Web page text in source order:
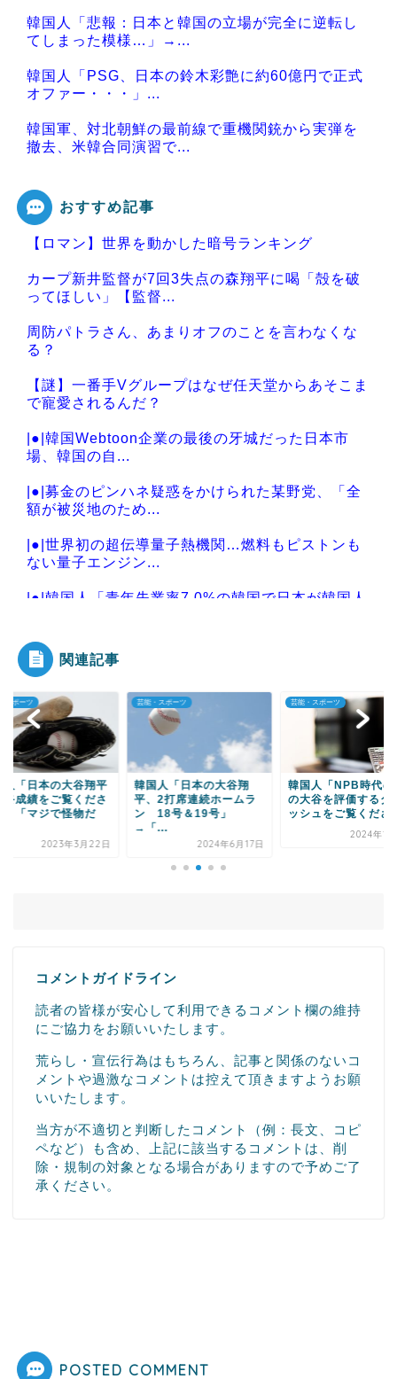
韓国人「悲報：日本と韓国の立場が完全に逆転し
てしまった模様…」→...
韓国人「PSG、日本の鈴木彩艶に約60億円で正式
オファー・・・」...
韓国軍、対北朝鮮の最前線で重機関銃から実弾を
撤去、米韓合同演習で...
Powered by livedoor 相互RSS
おすすめ記事
【ロマン】世界を動かした暗号ランキング
カープ新井監督が7回3失点の森翔平に喝「殻を破
ってほしい」【監督...
周防パトラさん、あまりオフのことを言わなくな
る？
【謎】一番手Vグループはなぜ任天堂からあそこま
で寵愛されるんだ？
|●|韓国Webtoon企業の最後の牙城だった日本市
場、韓国の自...
|●|募金のピンハネ疑惑をかけられた某野党、「全
額が被災地のため...
|●|世界初の超伝導量子熱機関…燃料もピストンも
ない量子エンジン...
|●|韓国人「青年失業率7.0%の韓国で日本が韓国人
Powered by livedoor 相互RSS
関連記事
スポーツ
人「日本の大谷翔平
終成績をご覧くださ
→「マジで怪物だ
2023年3月22日
芸能・スポーツ
韓国人「日本の大谷翔
平、2打席連続ホームラ
ン 18号＆19号」
→「...
2024年6月17日
芸能・スポーツ
韓国人「NPB時代の
の大谷を評価するダ
ッシュをご覧くださ
2024年10
コメントガイドライン
読者の皆様が安心して利用できるコメント欄の維持
にご協力をお願いいたします。
荒らし・宣伝行為はもちろん、記事と関係のないコ
メントや過激なコメントは控えて頂きますようお願
いいたします。
当方が不適切と判断したコメント（例：長文、コピ
ペなど）も含め、上記に該当するコメントは、削
除・規制の対象となる場合がありますので予めご了
承ください。
POSTED COMMENT